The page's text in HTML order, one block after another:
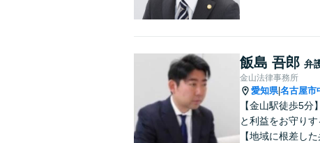
飯島 吾郎 弁
金山法律事務所
愛知県|名古屋市
【金山駅徒歩5
と利益をお守り
【地域に根差し